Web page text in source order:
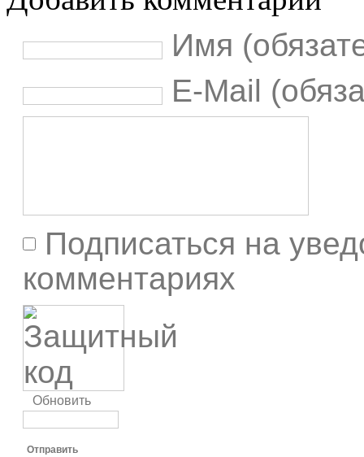
Имя
E-Mail
Подписаться на
комментариях
Обновить
Отправить